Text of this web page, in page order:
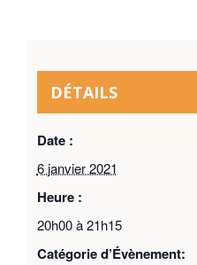
DÉTAILS
Date :
6 janvier 2021
Heure :
20h00 à 21h15
Catégorie d’Évènement: